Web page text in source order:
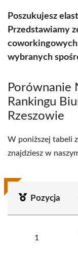
Poszukujesz
Przedstawiamy
coworkingowych
wybranych
Porównanie
Rankingu
Rzeszowie
W poniższej tabeli
znajdziesz w
Pozycja
1